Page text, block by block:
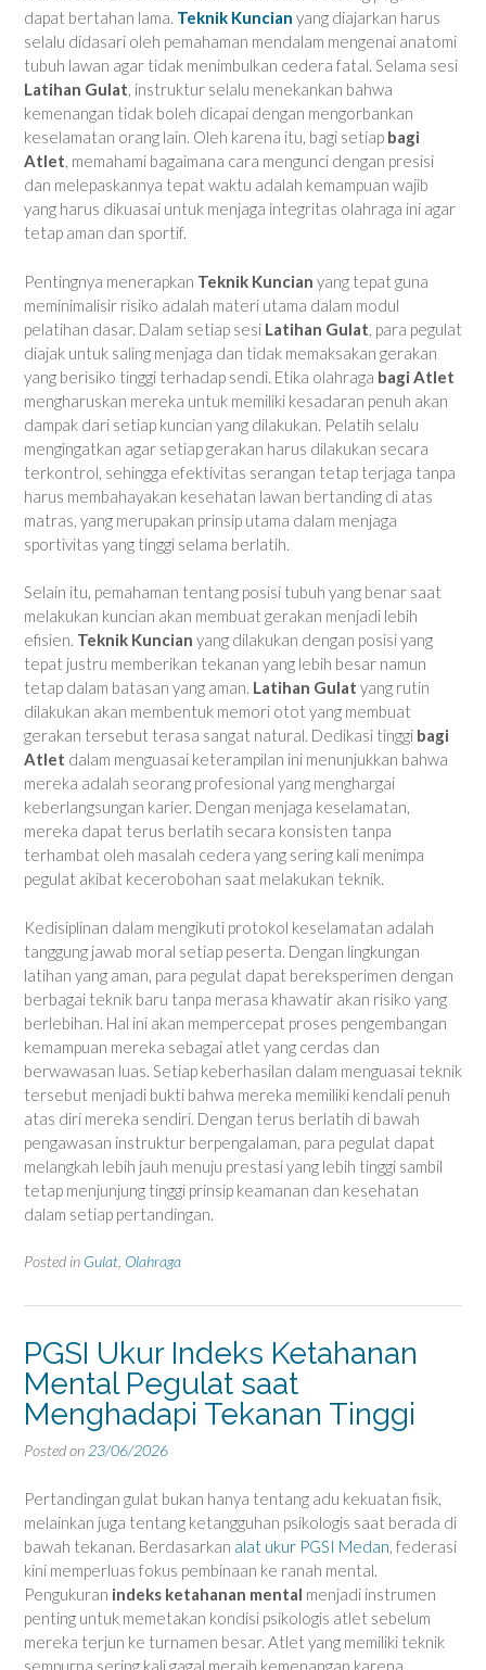
dapat bertahan lama. Teknik Kuncian yang diajarkan harus
selalu didasari oleh pemahaman mendalam mengenai anatomi
tubuh lawan agar tidak menimbulkan cedera fatal. Selama sesi
Latihan Gulat, instruktur selalu menekankan bahwa
kemenangan tidak boleh dicapai dengan mengorbankan
keselamatan orang lain. Oleh karena itu, bagi setiap bagi
Atlet, memahami bagaimana cara mengunci dengan presisi
dan melepaskannya tepat waktu adalah kemampuan wajib
yang harus dikuasai untuk menjaga integritas olahraga ini agar
tetap aman dan sportif.
Pentingnya menerapkan Teknik Kuncian yang tepat guna
meminimalisir risiko adalah materi utama dalam modul
pelatihan dasar. Dalam setiap sesi Latihan Gulat, para pegulat
diajak untuk saling menjaga dan tidak memaksakan gerakan
yang berisiko tinggi terhadap sendi. Etika olahraga bagi Atlet
mengharuskan mereka untuk memiliki kesadaran penuh akan
dampak dari setiap kuncian yang dilakukan. Pelatih selalu
mengingatkan agar setiap gerakan harus dilakukan secara
terkontrol, sehingga efektivitas serangan tetap terjaga tanpa
harus membahayakan kesehatan lawan bertanding di atas
matras, yang merupakan prinsip utama dalam menjaga
sportivitas yang tinggi selama berlatih.
Selain itu, pemahaman tentang posisi tubuh yang benar saat
melakukan kuncian akan membuat gerakan menjadi lebih
efisien. Teknik Kuncian yang dilakukan dengan posisi yang
tepat justru memberikan tekanan yang lebih besar namun
tetap dalam batasan yang aman. Latihan Gulat yang rutin
dilakukan akan membentuk memori otot yang membuat
gerakan tersebut terasa sangat natural. Dedikasi tinggi bagi
Atlet dalam menguasai keterampilan ini menunjukkan bahwa
mereka adalah seorang profesional yang menghargai
keberlangsungan karier. Dengan menjaga keselamatan,
mereka dapat terus berlatih secara konsisten tanpa
terhambat oleh masalah cedera yang sering kali menimpa
pegulat akibat kecerobohan saat melakukan teknik.
Kedisiplinan dalam mengikuti protokol keselamatan adalah
tanggung jawab moral setiap peserta. Dengan lingkungan
latihan yang aman, para pegulat dapat bereksperimen dengan
berbagai teknik baru tanpa merasa khawatir akan risiko yang
berlebihan. Hal ini akan mempercepat proses pengembangan
kemampuan mereka sebagai atlet yang cerdas dan
berwawasan luas. Setiap keberhasilan dalam menguasai teknik
tersebut menjadi bukti bahwa mereka memiliki kendali penuh
atas diri mereka sendiri. Dengan terus berlatih di bawah
pengawasan instruktur berpengalaman, para pegulat dapat
melangkah lebih jauh menuju prestasi yang lebih tinggi sambil
tetap menjunjung tinggi prinsip keamanan dan kesehatan
dalam setiap pertandingan.
Posted in Gulat, Olahraga
PGSI Ukur Indeks Ketahanan
Mental Pegulat saat
Menghadapi Tekanan Tinggi
Posted on23/06/2026
Pertandingan gulat bukan hanya tentang adu kekuatan fisik,
melainkan juga tentang ketangguhan psikologis saat berada di
bawah tekanan. Berdasarkan alat ukur PGSI Medan, federasi
kini memperluas fokus pembinaan ke ranah mental.
Pengukuran indeks ketahanan mental menjadi instrumen
penting untuk memetakan kondisi psikologis atlet sebelum
mereka terjun ke turnamen besar. Atlet yang memiliki teknik
sempurna sering kali gagal meraih kemenangan karena